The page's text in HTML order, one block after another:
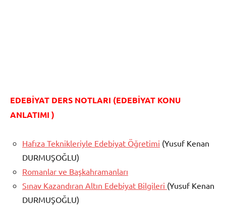
EDEBİYAT DERS NOTLARI (EDEBİYAT KONU
ANLATIMI )
Hafıza Teknikleriyle Edebiyat Öğretimi (Yusuf Kenan
DURMUŞOĞLU)
Romanlar ve Başkahramanları
Sınav Kazandıran Altın Edebiyat Bilgileri (Yusuf Kenan
DURMUŞOĞLU)